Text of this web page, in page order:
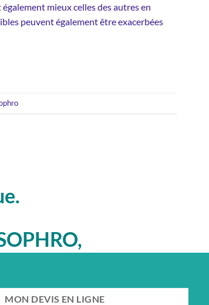
mieux celles des autres en
peuvent également être exacerbées
métier !
MON DEVIS EN LIGNE